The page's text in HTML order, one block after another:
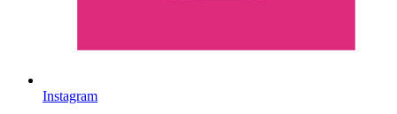
Instagram